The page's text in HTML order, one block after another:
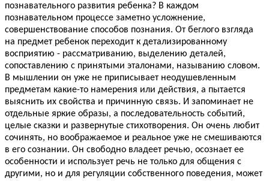
познавательного развития ребенка? В каждом
познавательном процессе заметно усложнение,
совершенствование способов познания. От беглого взгляда
на предмет ребенок переходит к детализированному
восприятию - рассматриванию, выделению деталей,
сопоставлению с принятыми эталонами, называнию словом.
В мышлении он уже не приписывает неодушевленным
предметам какие-то намерения или действия, а пытается
выяснить их свойства и причинную связь. И запоминает не
отдельные яркие образы, а последовательность событий,
целые сказки и развернутые стихотворения. Он очень любит
сочинять, но воображаемое и реальное уже не смешиваются
в его сознании. Он свободно владеет речью, осознает ее
особенности и использует речь не только для общения с
другими, но и для регуляции собственного поведения, может